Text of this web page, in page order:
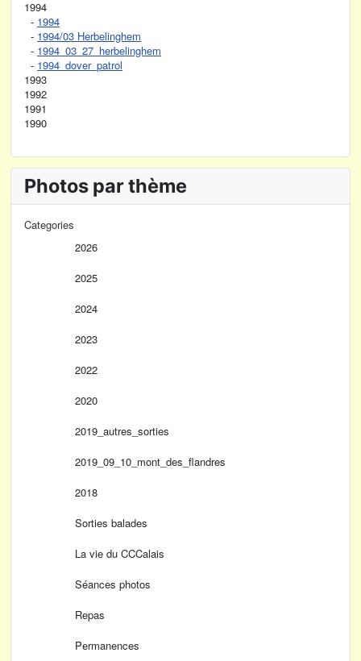
1994
- 1994
- 1994/03 Herbelinghem
- 1994_03_27_herbelinghem
- 1994_dover_patrol
1993
1992
1991
1990
Photos par thème
Categories
2026
2025
2024
2023
2022
2020
2019_autres_sorties
2019_09_10_mont_des_flandres
2018
Sorties balades
La vie du CCCalais
Séances photos
Repas
Permanences